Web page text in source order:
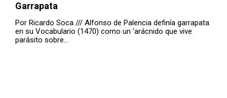
Garrapata
Por Ricardo Soca /// Alfonso de Palencia definía garrapata
en su Vocabulario (1470) como un ‘arácnido que vive
parásito sobre…